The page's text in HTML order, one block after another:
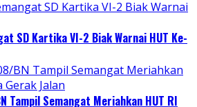
SD Kartika VI-2 Biak Warnai HUT Ke-
Tampil Semangat Meriahkan HUT RI